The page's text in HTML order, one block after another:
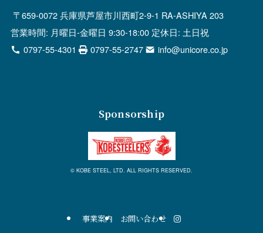
659-0072 兵庫県芦屋市川西町2-9-1 RA-ASHIYA 203
営業時間: 月曜日-金曜日 9:30-18:00 定休日: 土日祝
0797-55-4301
0797-55-2747 info@unicore.co.jp
Sponsorship
© KOBE STEEL, LTD. ALL RIGHTS RESERVED.
事業案内 お問い合わせ